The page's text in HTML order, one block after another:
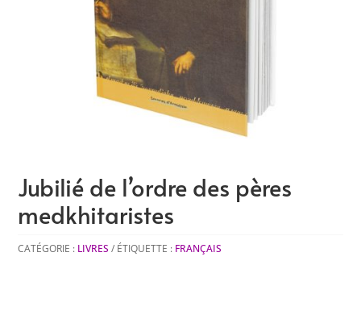
Jubilié de l’ordre des pères
medkhitaristes
CATÉGORIE : LIVRES ÉTIQUETTE : FRANÇAIS